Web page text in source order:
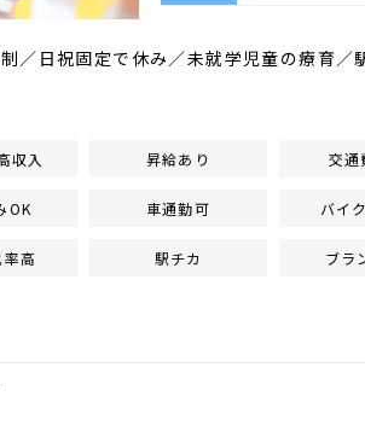
／日祝固定で休み／未就学児童の療育／
収入 昇給あり 交通
OK 車通勤可 バイ
高 駅チカ ブラ